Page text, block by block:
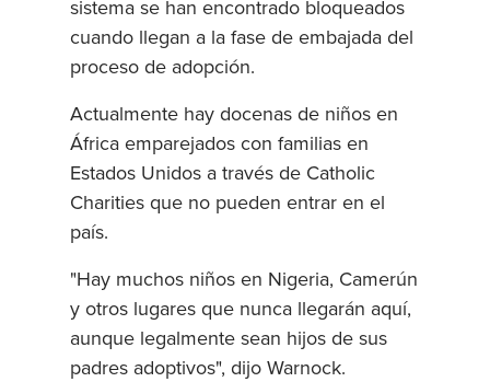
sistema se han encontrado bloqueados
cuando llegan a la fase de embajada del
proceso de adopción.
Actualmente hay docenas de niños en
África emparejados con familias en
Estados Unidos a través de Catholic
Charities que no pueden entrar en el
país.
"Hay muchos niños en Nigeria, Camerún
y otros lugares que nunca llegarán aquí,
aunque legalmente sean hijos de sus
padres adoptivos", dijo Warnock.